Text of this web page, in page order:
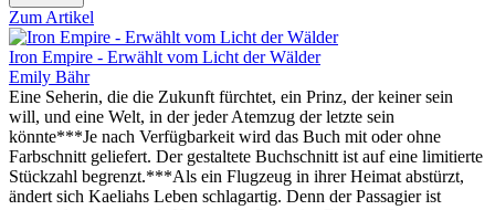
Zum Artikel
Iron Empire - Erwählt vom Licht der Wälder
Emily Bähr
Eine Seherin, die die Zukunft fürchtet, ein Prinz, der keiner sein
will, und eine Welt, in der jeder Atemzug der letzte sein
könnte***Je nach Verfügbarkeit wird das Buch mit oder ohne
Farbschnitt geliefert. Der gestaltete Buchschnitt ist auf eine limitierte
Stückzahl begrenzt.***Als ein Flugzeug in ihrer Heimat abstürzt,
ändert sich Kaeliahs Leben schlagartig. Denn der Passagier ist